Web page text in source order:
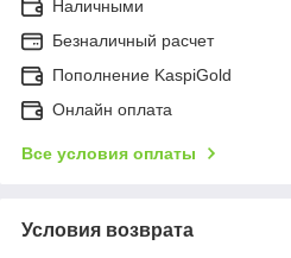
Наличными
Безналичный расчет
Пополнение KaspiGold
Онлайн оплата
Все условия оплаты
Условия возврата